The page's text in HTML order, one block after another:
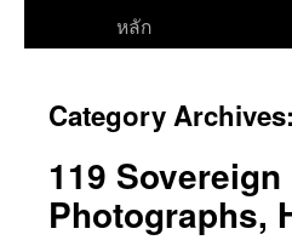
หลัก
Category Archives:
119
Photographs,